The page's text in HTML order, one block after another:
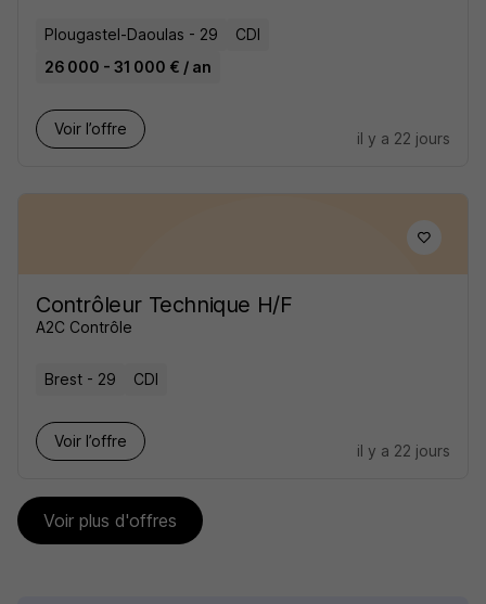
Plougastel-Daoulas - 29
CDI
26 000 - 31 000 € / an
Voir l’offre
il y a 22 jours
Contrôleur Technique H/F
A2C Contrôle
Brest - 29 CDI
Voir l’offre
il y a 22 jours
Voir plus d'offres